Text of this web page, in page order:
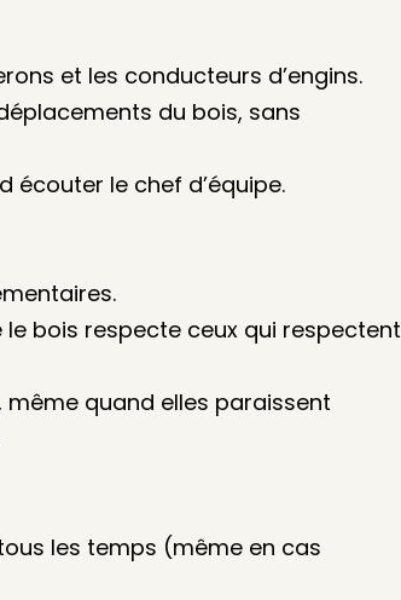
et les conducteurs d’engins.
du bois, sans
écouter le chef d’équipe.
bois respecte ceux qui respectent
quand elles paraissent
les temps (même en cas